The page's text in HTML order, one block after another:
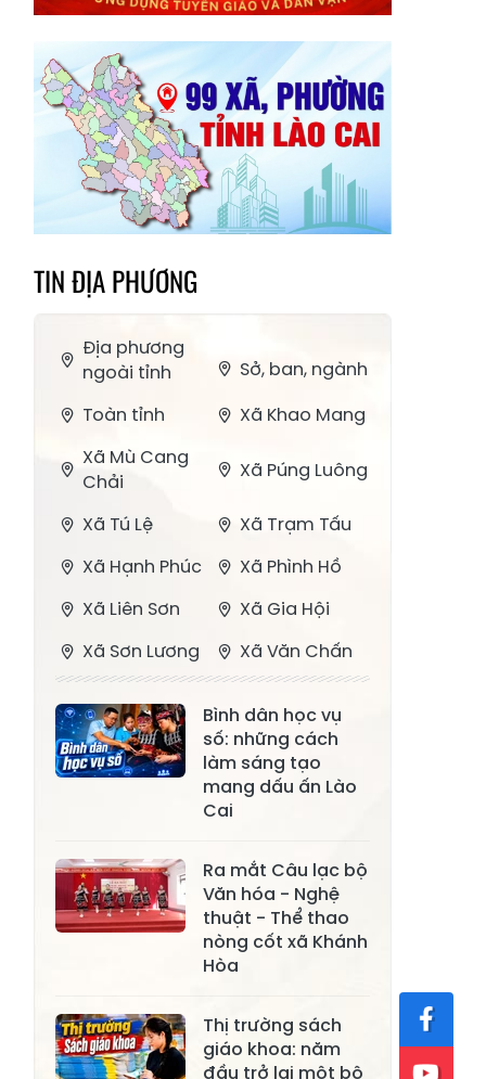
TIN ĐỊA PHƯƠNG
Địa phương
ngoài tỉnh
Sở, ban, ngành
Toàn tỉnh
Xã Khao Mang
Xã Mù Cang
Chải
Xã Púng Luông
Xã Tú Lệ
Xã Trạm Tấu
Xã Hạnh Phúc
Xã Phình Hồ
Xã Liên Sơn
Xã Gia Hội
Xã Sơn Lương
Xã Văn Chấn
Bằng La
Xã Chấn Thịnh
Xã Nghĩa Tâm
Xã Phong Dụ
Hạ
Xã Đông
Cuông
Xã Tân Hợp
Xã Mậu A Xã Xuân Ái
Xã Lục Yên
Xã Tân Lĩnh
Bình dân học vụ
số: những cách
làm sáng tạo
mang dấu ấn Lào
Cai
Ra mắt Câu lạc bộ
Văn hóa - Nghệ
thuật - Thể thao
nòng cốt xã Khánh
Hòa
Thị trường sách
giáo khoa: năm
đầu trở lại một bộ